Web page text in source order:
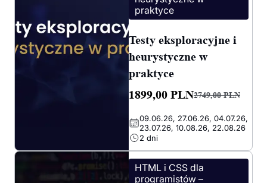
praktyce
Testy eksploracyjne i
heurystyczne w
praktyce
2749,00PLN
cena
wynosiła:
2749,00 PLN.
1899,00PLN
cena
wynosi:
1899,00 PLN.
09.06.26, 27.06.26, 04.07.26,
23.07.26, 10.08.26, 22.08.26
2 dni
HTML i CSS dla
programistów –